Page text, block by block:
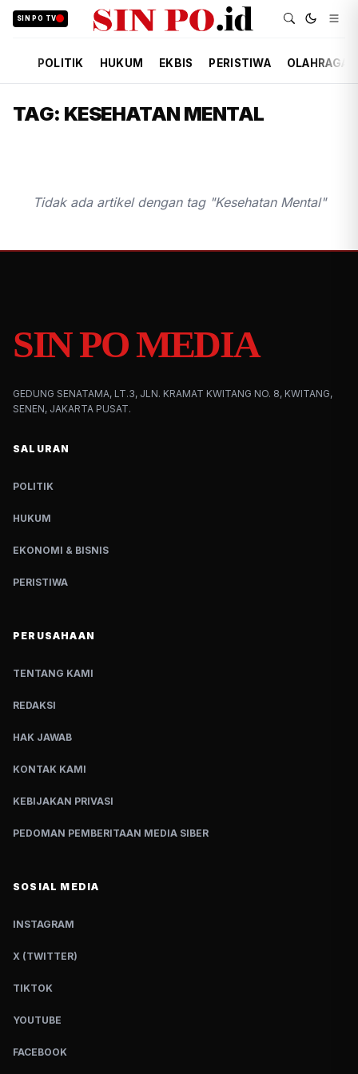
SIN PO TV
POLITIK HUKUM EKBIS PERISTIWA OLAHRAGA
TAG: KESEHATAN MENTAL
Tidak ada artikel dengan tag "Kesehatan Mental"
SIN PO MEDIA
GEDUNG SENATAMA, LT.3, JLN. KRAMAT KWITANG NO. 8, KWITANG,
SENEN, JAKARTA PUSAT.
SALURAN
POLITIK
HUKUM
EKONOMI & BISNIS
PERISTIWA
PERUSAHAAN
TENTANG KAMI
REDAKSI
HAK JAWAB
KONTAK KAMI
KEBIJAKAN PRIVASI
PEDOMAN PEMBERITAAN MEDIA SIBER
SOSIAL MEDIA
INSTAGRAM
X (TWITTER)
TIKTOK
YOUTUBE
FACEBOOK